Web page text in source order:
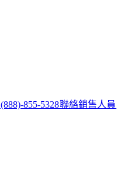
855-5328​​聯絡銷售人員​​